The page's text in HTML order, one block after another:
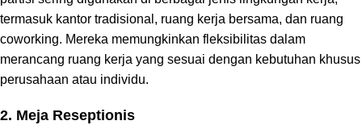
termasuk kantor tradisional, ruang kerja bersama, dan ruang
coworking. Mereka memungkinkan fleksibilitas dalam
merancang ruang kerja yang sesuai dengan kebutuhan khusus
perusahaan atau individu.
2. Meja Reseptionis